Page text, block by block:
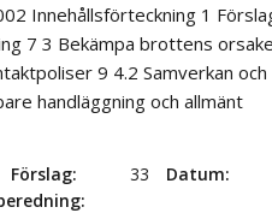
Innehållsförteckning 1
7 3 Bekämpa brottens
9 4.2 Samverkan och
handläggning och allmänt
Förslag 33
Datum